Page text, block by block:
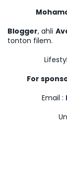
Blogger, ahli
tonton filem.
For
Email :